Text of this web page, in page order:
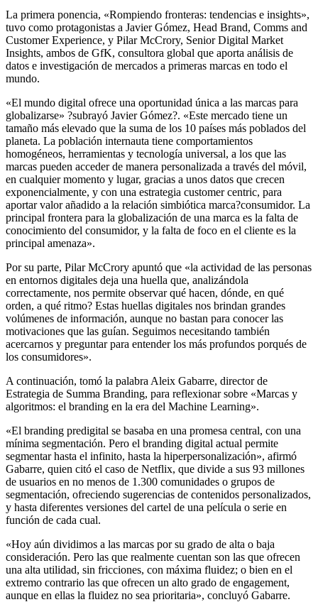
La primera ponencia, «Rompiendo fronteras: tendencias e insights»,
tuvo como protagonistas a Javier Gómez, Head Brand, Comms and
Customer Experience, y Pilar McCrory, Senior Digital Market
Insights, ambos de GfK, consultora global que aporta análisis de
datos e investigación de mercados a primeras marcas en todo el
mundo.
«El mundo digital ofrece una oportunidad única a las marcas para
globalizarse» ?subrayó Javier Gómez?. «Este mercado tiene un
tamaño más elevado que la suma de los 10 países más poblados del
planeta. La población internauta tiene comportamientos
homogéneos, herramientas y tecnología universal, a los que las
marcas pueden acceder de manera personalizada a través del móvil,
en cualquier momento y lugar, gracias a unos datos que crecen
exponencialmente, y con una estrategia customer centric, para
aportar valor añadido a la relación simbiótica marca?consumidor. La
principal frontera para la globalización de una marca es la falta de
conocimiento del consumidor, y la falta de foco en el cliente es la
principal amenaza».
Por su parte, Pilar McCrory apuntó que «la actividad de las personas
en entornos digitales deja una huella que, analizándola
correctamente, nos permite observar qué hacen, dónde, en qué
orden, a qué ritmo? Estas huellas digitales nos brindan grandes
volúmenes de información, aunque no bastan para conocer las
motivaciones que las guían. Seguimos necesitando también
acercarnos y preguntar para entender los más profundos porqués de
los consumidores».
A continuación, tomó la palabra Aleix Gabarre, director de
Estrategia de Summa Branding, para reflexionar sobre «Marcas y
algoritmos: el branding en la era del Machine Learning».
«El branding predigital se basaba en una promesa central, con una
mínima segmentación. Pero el branding digital actual permite
segmentar hasta el infinito, hasta la hiperpersonalización», afirmó
Gabarre, quien citó el caso de Netflix, que divide a sus 93 millones
de usuarios en no menos de 1.300 comunidades o grupos de
segmentación, ofreciendo sugerencias de contenidos personalizados,
y hasta diferentes versiones del cartel de una película o serie en
función de cada cual.
«Hoy aún dividimos a las marcas por su grado de alta o baja
consideración. Pero las que realmente cuentan son las que ofrecen
una alta utilidad, sin fricciones, con máxima fluidez; o bien en el
extremo contrario las que ofrecen un alto grado de engagement,
aunque en ellas la fluidez no sea prioritaria», concluyó Gabarre.